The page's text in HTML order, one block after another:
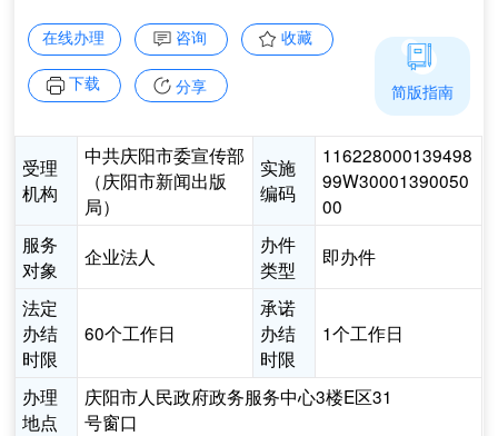
在线办理 咨询 收藏
下载 分享
受理
机构
中共庆阳市委宣传部
（庆阳市新闻出版
局）
实施
编码
116228000139498
99W30001390050
00
服务
对象
企业法人
办件
类型
即办件
法定
办结
时限
60个工作日
承诺
办结
时限
1个工作日
办理
地点
庆阳市人民政府政务服务中心3楼E区31
号窗口
简版指南